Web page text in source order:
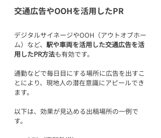
交通広告やOOHを活用したPR
デジタルサイネージやOOH（アウトオブホー
ム）など、 駅や車両を活用した交通広告を活
用したPR方法も有効です。
通勤などで毎日目にする場所に広告を出すこ
とにより、現地人の潜在意識にアピールでき
ます。
以下は、効果が見込める出稿場所の一例で
す。